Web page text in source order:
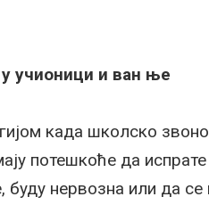
учионици и ван ње
када школско звоно
потешкоће да
буду нервозна или да се